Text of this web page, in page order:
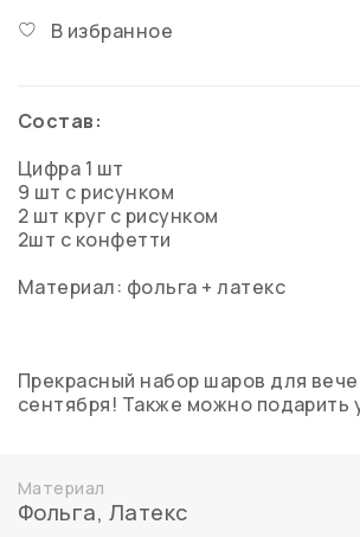
В избранное
Состав:
Цифра 1 шт
9 шт с рисунком
2 шт круг с рисунком
2шт с конфетти
Материал: фольга + латекс
Прекрасный набор шаров для
сентября! Также можно подарить
Материал
Фольга, Латекс